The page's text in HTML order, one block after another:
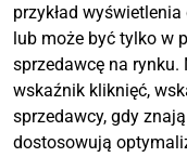
przykład
lub może być tylko w
sprzedawcę na rynku.
wskaźnik kliknięć,
sprzedawcy, gdy
dostosowują